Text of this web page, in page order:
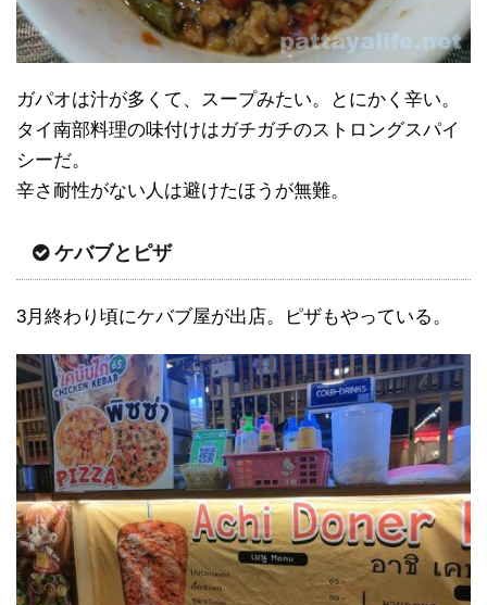
ガパオは汁が多くて、スープみたい。とにかく辛い。
タイ南部料理の味付けはガチガチのストロングスパイ
シーだ。
辛さ耐性がない人は避けたほうが無難。
ケバブとピザ
3月終わり頃にケバブ屋が出店。ピザもやっている。